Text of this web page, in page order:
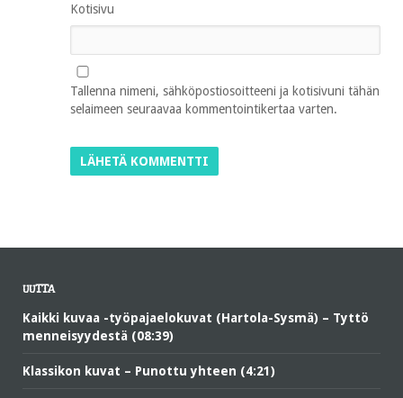
Kotisivu
Tallenna nimeni, sähköpostiosoitteeni ja kotisivuni tähän
selaimeen seuraavaa kommentointikertaa varten.
UUTTA
Kaikki kuvaa -työpajaelokuvat (Hartola-Sysmä) – Tyttö
menneisyydestä (08:39)
Klassikon kuvat – Punottu yhteen (4:21)